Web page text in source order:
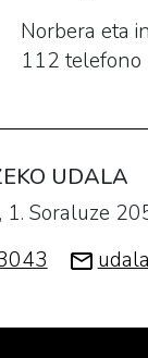
Norbera eta
112 telefono
UDALA
1. Soraluze